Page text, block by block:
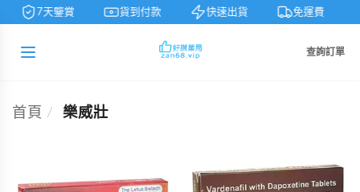
7天鑒賞 貨到付款 快速出貨 免運費
查詢訂單
首頁 / 樂威壯